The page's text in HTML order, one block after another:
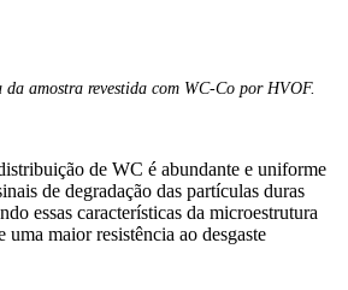
amostra revestida com WC-Co por HVOF.
de WC é abundante e uniforme
de degradação das partículas duras
essas características da microestrutura
uma maior resistência ao desgaste